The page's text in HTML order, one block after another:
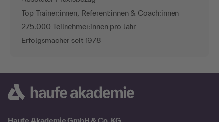
Top Trainer:innen, Referent:innen & Coach:innen
275.000 Teilnehmer:innen pro Jahr
Erfolgsmacher seit 1978